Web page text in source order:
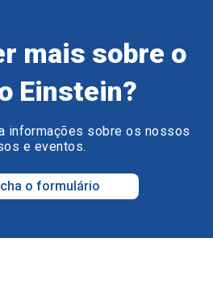
mais sobre o
Einstein?
informações sobre os nossos
e eventos.
o formulário